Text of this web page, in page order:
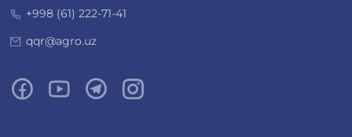
+998 (61) 222-71-41
qqr@agro.uz